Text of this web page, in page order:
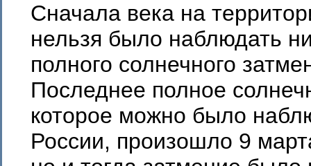
Сначала века на
нельзя было наблюдать
полного солнечного
Последнее полное
которое можно было
России, произошло 9